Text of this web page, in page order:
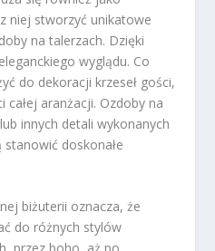
niej stworzyć unikatowe
na talerzach. Dzięki
wyglądu. Co
do dekoracji krzeseł gości,
aranżacji. Ozdoby na
innych detali wykonanych
doskonałe
biżuterii oznacza, że
do różnych stylów